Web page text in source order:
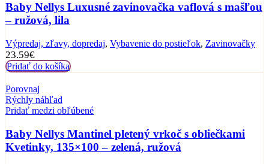
Baby Nellys Luxusné zavinovačka vaflová s mašľou
– ružová, lila
Výpredaj, zľavy, dopredaj, Vybavenie do postieľok, Zavinovačky
23.59€
Pridať do košíka
Porovnaj
Rýchly náhľad
Pridať medzi obľúbené
Baby Nellys Mantinel pletený vrkoč s obliečkami
Kvetinky, 135×100 – zelená, ružová